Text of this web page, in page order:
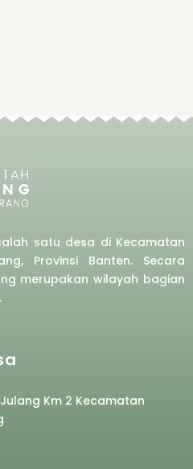
satu desa di Kecamatan
Provinsi Banten. Secara
merupakan wilayah bagian
Km 2 Kecamatan